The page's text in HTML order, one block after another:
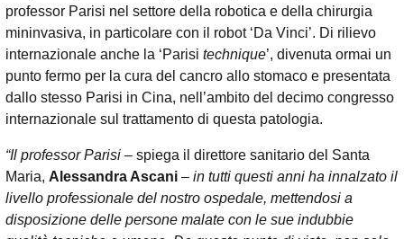
professor Parisi nel settore della robotica e della chirurgia
mininvasiva, in particolare con il robot ‘Da Vinci’. Di rilievo
internazionale anche la ‘Parisi technique’, divenuta ormai un
punto fermo per la cura del cancro allo stomaco e presentata
dallo stesso Parisi in Cina, nell’ambito del decimo congresso
internazionale sul trattamento di questa patologia.
“Il professor Parisi – spiega il direttore sanitario del Santa
Maria, Alessandra Ascani – in tutti questi anni ha innalzato il
livello professionale del nostro ospedale, mettendosi a
disposizione delle persone malate con le sue indubbie